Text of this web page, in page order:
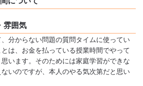
雰囲気
分からない問題の質問タイムに使ってい
は、お金を払っている授業時間でやって
います。そのためには家庭学習ができな
いのですが、本人のやる気次第だと思い